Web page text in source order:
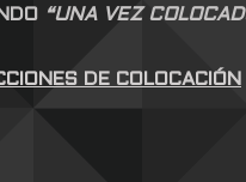
“UNA VEZ
DE COLOCACIÓN